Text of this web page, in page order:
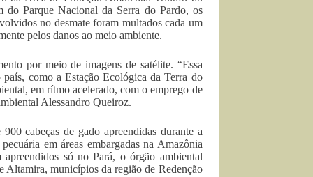
Parque Nacional da Serra do Pardo, os
no desmate foram multados cada um
pelos danos ao meio ambiente.
por meio de imagens de satélite. “Essa
como a Estação Ecológica da Terra do
em rítmo acelerado, com o emprego de
Alessandro Queiroz.
cabeças de gado apreendidas durante a
em áreas embargadas na Amazônia
só no Pará, o órgão ambiental
Altamira, municípios da região de Redenção